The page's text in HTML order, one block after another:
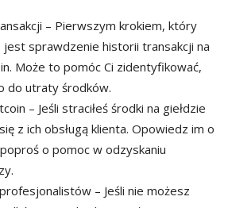
– Pierwszym krokiem, który
jest sprawdzenie historii transakcji na
Może to pomóc Ci zidentyfikować,
do utraty środków.
– Jeśli straciłeś środki na giełdzie
z ich obsługą klienta. Opowiedz im o
o pomoc w odzyskaniu
– Jeśli nie możesz